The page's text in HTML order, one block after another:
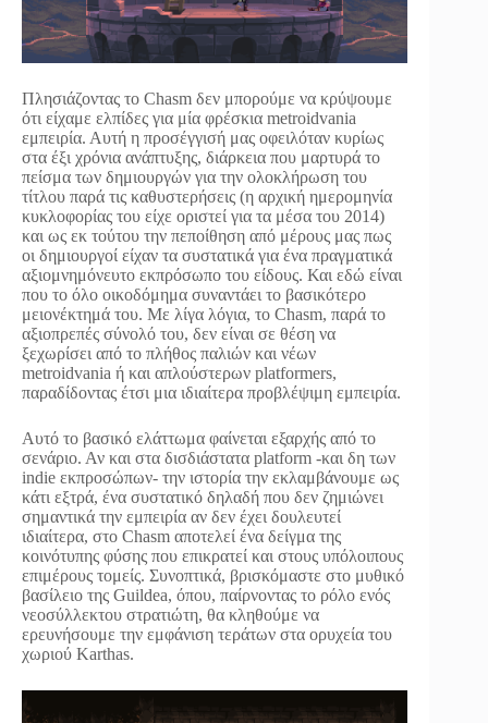
Πλησιάζοντας το Chasm δεν μπορούμε να κρύψουμε
ότι είχαμε ελπίδες για μία φρέσκια metroidvania
εμπειρία. Αυτή η προσέγγισή μας οφειλόταν κυρίως
στα έξι χρόνια ανάπτυξης, διάρκεια που μαρτυρά το
πείσμα των δημιουργών για την ολοκλήρωση του
τίτλου παρά τις καθυστερήσεις (η αρχική ημερομηνία
κυκλοφορίας του είχε οριστεί για τα μέσα του 2014)
και ως εκ τούτου την πεποίθηση από μέρους μας πως
οι δημιουργοί είχαν τα συστατικά για ένα πραγματικά
αξιομνημόνευτο εκπρόσωπο του είδους. Και εδώ είναι
που το όλο οικοδόμημα συναντάει το βασικότερο
μειονέκτημά του. Με λίγα λόγια, το Chasm, παρά το
αξιοπρεπές σύνολό του, δεν είναι σε θέση να
ξεχωρίσει από το πλήθος παλιών και νέων
metroidvania ή και απλούστερων platformers,
παραδίδοντας έτσι μια ιδιαίτερα προβλέψιμη εμπειρία.
Αυτό το βασικό ελάττωμα φαίνεται εξαρχής από το
σενάριο. Αν και στα δισδιάστατα platform -και δη των
indie εκπροσώπων- την ιστορία την εκλαμβάνουμε ως
κάτι εξτρά, ένα συστατικό δηλαδή που δεν ζημιώνει
σημαντικά την εμπειρία αν δεν έχει δουλευτεί
ιδιαίτερα, στο Chasm αποτελεί ένα δείγμα της
κοινότυπης φύσης που επικρατεί και στους υπόλοιπους
επιμέρους τομείς. Συνοπτικά, βρισκόμαστε στο μυθικό
βασίλειο της Guildea, όπου, παίρνοντας το ρόλο ενός
νεοσύλλεκτου στρατιώτη, θα κληθούμε να
ερευνήσουμε την εμφάνιση τεράτων στα ορυχεία του
χωριού Karthas.